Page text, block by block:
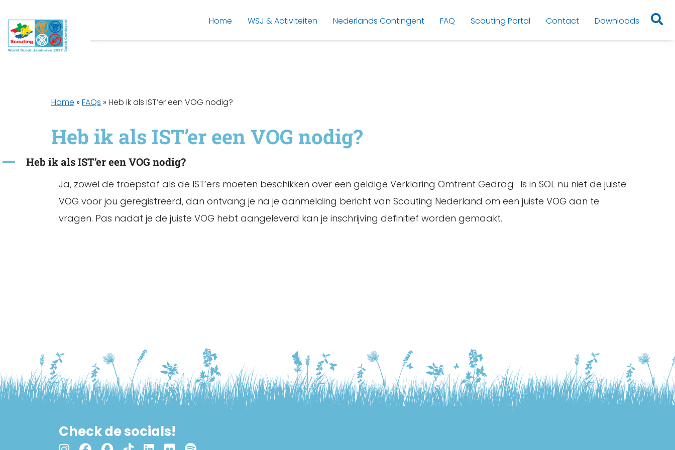
Home WSJ & Activiteiten Nederlands Contingent FAQ Scouting Portal Contact Downloads
Home » FAQs » Heb ik als IST’er een VOG nodig?
Heb ik als IST’er een VOG nodig?
A Heb ik als IST’er een VOG nodig?
Ja, zowel de troepstaf als de IST’ers moeten beschikken over een geldige Verklaring Omtrent Gedrag . Is in SOL nu niet de juiste
VOG voor jou geregistreerd, dan ontvang je na je aanmelding bericht van Scouting Nederland om een juiste VOG aan te
vragen. Pas nadat je de juiste VOG hebt aangeleverd kan je inschrijving definitief worden gemaakt.
Check de socials!